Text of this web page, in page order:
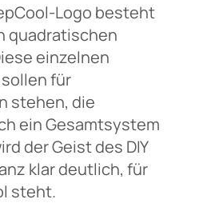
Logo besteht
quadratischen
einzelnen
für
stehen, die
ein Gesamtsystem
der Geist des DIY
klar deutlich, für
steht.